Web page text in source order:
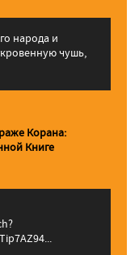
народа и
чушь,
Корана:
Книге